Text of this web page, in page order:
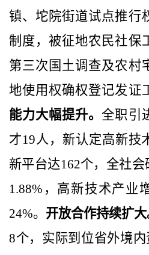
镇、坨院街道试点推行
制度，被征地农民社保
第三次国土调查及农村
地使用权确权登记发证
能力大幅提升。全职引
才19人，新认定高新技
新平台达162个，全社会
1.88% ，高新技术产业
24%。 开放合作持续扩大
8个，实际到位省外境内